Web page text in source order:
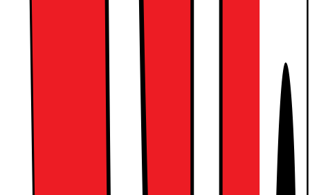
Apple AirPods Pro Gen 3 (2025) True
Wireless hörlurar
Apple Pencil Pro